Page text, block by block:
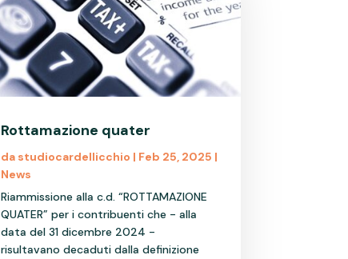
Rottamazione quater
da studiocardellicchio | Feb 25, 2025 |
News
Riammissione alla c.d. “ROTTAMAZIONE
QUATER” per i contribuenti che - alla
data del 31 dicembre 2024 -
risultavano decaduti dalla definizione